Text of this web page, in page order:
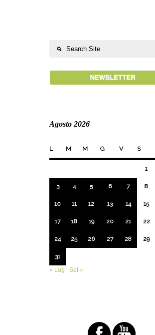
Agosto 2026
L M M G V S
1
3 4 5 6 7 8
10 11 12 13 14 15
17 18 19 20 21 22
24 25 26 27 28 29
31
« Lug
Set »